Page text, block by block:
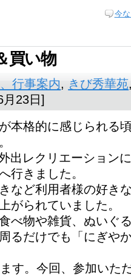
今
買い物
行事案内, きび秀華苑
23日]
本格的に感じられる
出レクリエーション
行きました。
など利用者様の好き
がられていました。
べ物や雑貨、ぬいぐ
るだけでも「にぎや
す。今回、参加いた